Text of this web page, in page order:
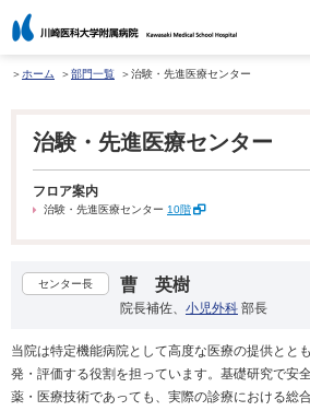
ホーム 部門一覧 治験・先進医療センター
治験・先進医療センター
フロア案内
治験・先進医療センター 10階
センター長 曹 英樹
院長補佐、 小児外科 部長
当院は特定機能病院として高度な医療の提供とと
発・評価する役割を担っています。基礎研究で安
薬・医療技術であっても、実際の診療における総